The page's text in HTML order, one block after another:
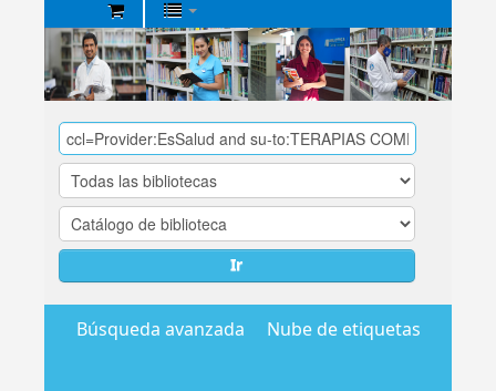
Biblioteca
Central
EsSalud
Ir
Búsqueda avanzada Nube de etiquetas